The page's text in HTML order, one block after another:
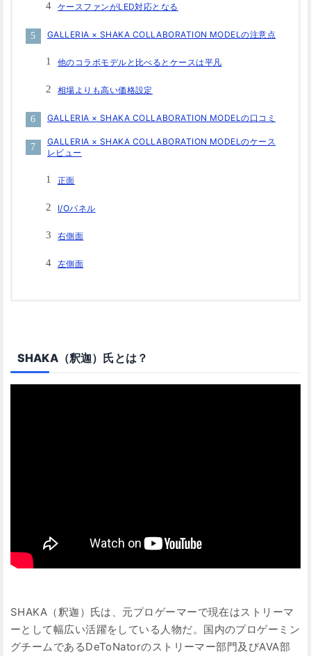
ケースファンがLED対応となる
GALLERIA × SHAKA COLLABORATION MODELの注意点
他のコラボモデルと比べるとケースは平凡
相場よりも高い価格設定
GALLERIA × SHAKA COLLABORATION MODELの口コミ
GALLERIA × SHAKA COLLABORATION MODELのケース
レビュー
正面
I/Oパネル
右側面
左側面
SHAKA（釈迦）氏とは？
SHAKA（釈迦）氏は、元プロゲーマーで現在はストリーマ
ーとして幅広い活躍をしている人物だ。国内のプロゲーミン
グチームであるDeToNatorのストリーマー部門及びAVA部